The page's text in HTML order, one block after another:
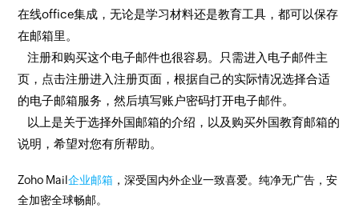
在线office集成，无论是学习材料还是教育工具，都可以保存
在邮箱里。
注册和购买这个电子邮件也很容易。只需进入电子邮件主
页，点击注册进入注册页面，根据自己的实际情况选择合适
的电子邮箱服务，然后填写账户密码打开电子邮件。
以上是关于选择外国邮箱的介绍，以及购买外国教育邮箱的
说明，希望对您有所帮助。
Zoho Mail企业邮箱 ，深受国内外企业一致喜爱。纯净无广告，安
全加密全球畅邮。